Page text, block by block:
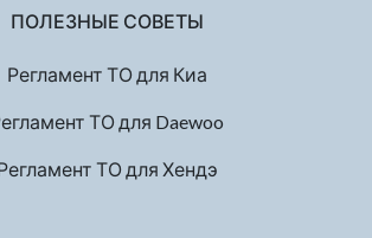
ПОЛЕЗНЫЕ СОВЕТЫ
Регламент ТО для Киа
ТО для Daewoo
ТО для Хендэ